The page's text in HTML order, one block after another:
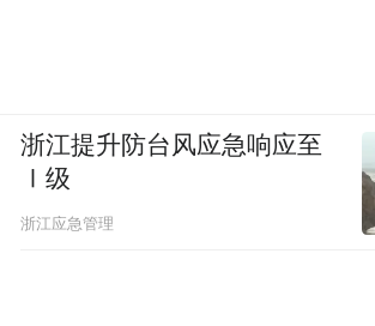
浙江提升防台风应急响应至
Ⅰ级
浙江应急管理